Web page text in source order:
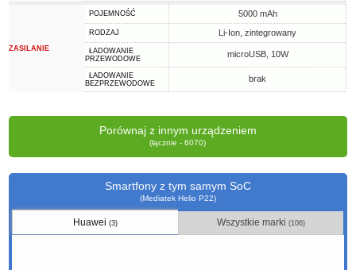
ZASILANIE
POJEMNOŚĆ 5000 mAh
RODZAJ Li-Ion, zintegrowany
ŁADOWANIE
PRZEWODOWE
microUSB, 10W
ŁADOWANIE
BEZPRZEWODOWE
brak
Porównaj z innym urządzeniem
(łącznie - 6070)
Smartfony z tym samym SoC
(Mediatek Helio P22)
Huawei(3) Wszystkie marki(106)